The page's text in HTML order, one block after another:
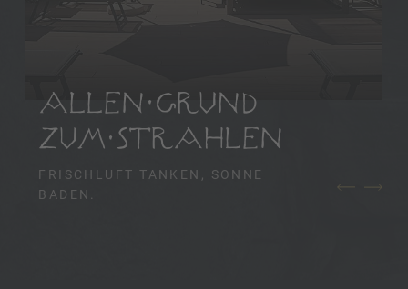
ALLEN GRUND
ZUM STRAHLEN
FRISCHLUFT TANKEN, SONNE
BADEN.